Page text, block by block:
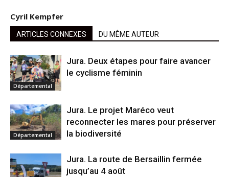
Cyril Kempfer
ARTICLES CONNEXES DU MÊME AUTEUR
Départemental
Jura. Deux étapes pour faire avancer
le cyclisme féminin
Départemental
Jura. Le projet Maréco veut
reconnecter les mares pour préserver
la biodiversité
Jura. La route de Bersaillin fermée
jusqu’au 4 août